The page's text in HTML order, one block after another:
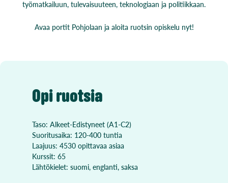
työmatkailuun, tulevaisuuteen, teknologiaan ja politiikkaan.
Avaa portit Pohjolaan ja aloita ruotsin opiskelu nyt!
Opi ruotsia
Taso: Alkeet-Edistyneet (A1-C2)
Suoritusaika: 120-400 tuntia
Laajuus: 4530 opittavaa asiaa
Kurssit: 65
Lähtökielet: suomi, englanti, saksa